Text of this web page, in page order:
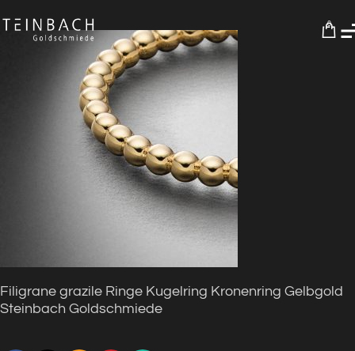
0
Filigrane grazile Ringe Kugelring Kronenring Gelbgold
Steinbach Goldschmiede